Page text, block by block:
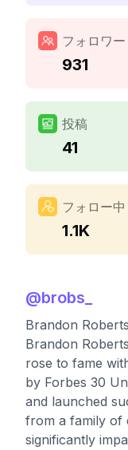
フォロワー
931
投稿
41
フォロー中
1.1K
@brobs_
Brandon
Brandon
rose to fame
by Forbes 30
and launched
from a family of
significantly